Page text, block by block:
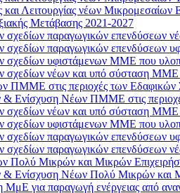
και Λειτουργίας νέων Μικρομεσαίων
Μετάβασης 2021-2027
σχεδίων παραγωγικών επενδύσεων
σχεδίων παραγωγικών επενδύσεων
σχεδίων υφιστάμενων ΜΜΕ που
σχεδίων νέων και υπό σύσταση ΜΜΕ
ΠΜΜΕ στις περιοχές των Εδαφικών
& Ενίσχυση Νέων ΠΜΜΕ στις
σχεδίων νέων και υπό σύσταση
σχεδίων υφιστάμενων ΜΜΕ που
σχεδίων παραγωγικών επενδύσεων
σχεδίων παραγωγικών επενδύσεων
Πολύ Μικρών και Μικρών
& Ενίσχυση Νέων Πολύ Μικρών και
για παραγωγή ενέργειας από